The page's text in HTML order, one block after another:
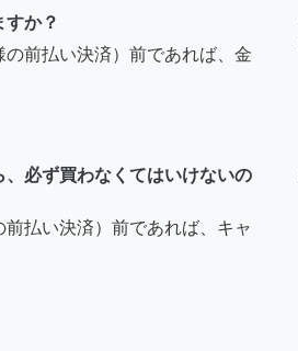
か？
前払い決済）前であれば、金
必ず買わなくてはいけないの
払い決済）前であれば、キャ